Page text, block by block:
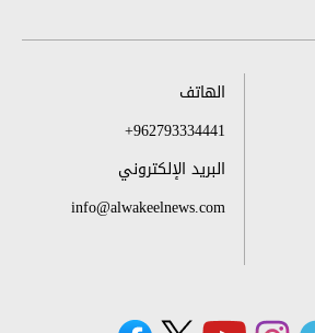
الهاتف
+962793334441
البريد الإلكتروني
info@alwakeelnews.com